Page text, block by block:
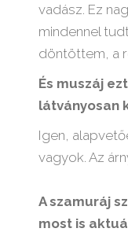
vadász. Ez
mindennel
döntöttem, a
És muszáj
látványosan
Igen,
vagyok. Az
A szamuráj
most is